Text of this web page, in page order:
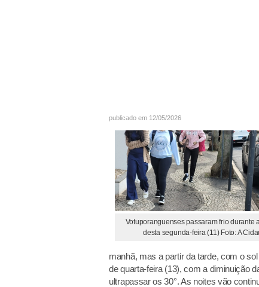
publicado em 12/05/2026
Votuporanguenses passaram frio durante
desta segunda-feira (11) Foto: A
manhã, mas a partir da tarde, com o
de quarta-feira (13), com a diminuição
ultrapassar os 30°. As noites vão